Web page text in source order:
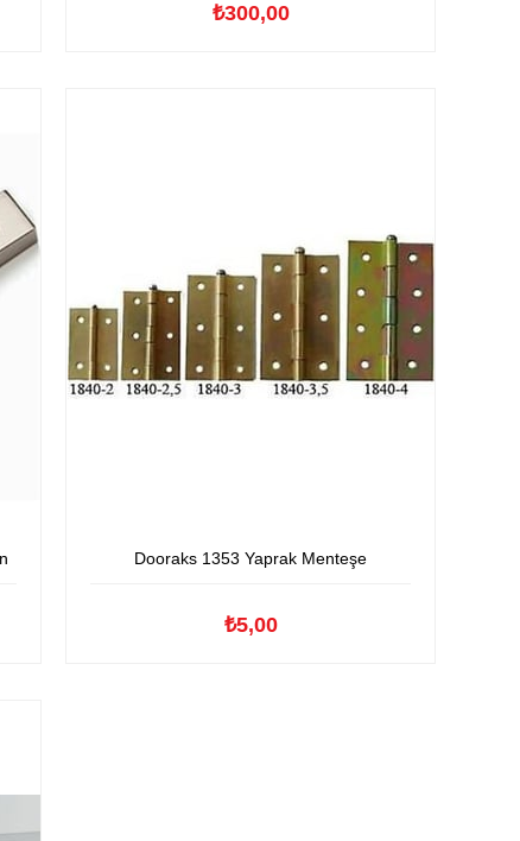
₺300,00
Dooraks 1353 Yaprak Menteşe
₺5,00